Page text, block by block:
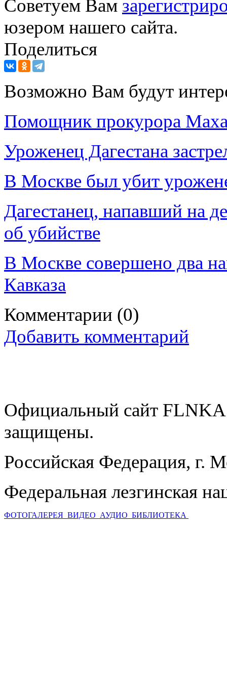
Советуем Вам
юзером нашего сайта.
Поделиться
Возможно Вам будут
Помощник прокурора
Уроженец Дагестана
В Москве был убит
Дагестанец, напавший на
об убийстве
В Москве совершено два
Кавказа
Комментарии (0)
Добавить комментарий
Официальный сайт
защищены.
Российская Федерация, г.
Федеральная лезгинская
ФОТОГАЛЕРЕЯ ВИДЕО АУДИО БИБЛИОТЕКА